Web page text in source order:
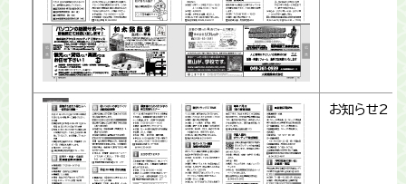
お知らせ2